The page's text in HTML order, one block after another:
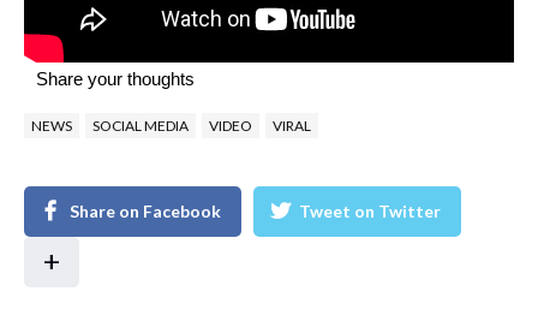
Share your thoughts
NEWS SOCIAL MEDIA VIDEO VIRAL
Share on Facebook Tweet on Twitter
+